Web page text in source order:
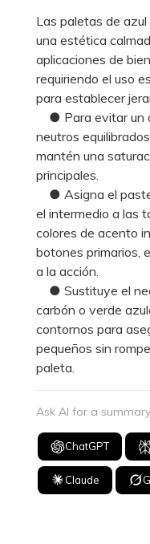
Las paletas de
una estética
aplicaciones de
requiriendo el uso
para establecer
● Para evitar un
neutros
mantén una
principales.
● Asigna el
el intermedio a las
colores de acento
botones primarios,
a la acción.
● Sustituye el
carbón o verde
contornos para
pequeños sin
paleta.
Ask AI for a summary
ChatGPT
Claude